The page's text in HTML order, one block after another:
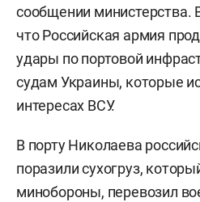
сообщении министерства.
что Российская армия
удары по портовой
судам Украины, которые
интересах ВСУ.
В порту Николаева
поразили сухогруз,
минобороны, перевозил